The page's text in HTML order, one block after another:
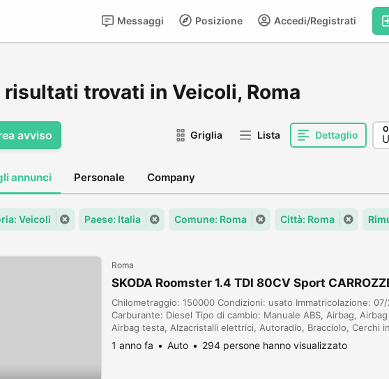
Accedi/Registrati
Posizione
Messaggi
trovati in Veicoli, Roma
avviso Griglia Lista Dettaglio
annunci Personale Company
Veicoli Paese: Italia Comune: Roma Città: Roma
Roma
SKODA Roomster 1.4 TDI 80CV Sport
Chilometraggio: 150000 Condizioni: usato Immatricolazione:
Carburante: Diesel Tipo di cambio: Manuale ABS, Airbag,
Airbag testa, Alzacristalli elettrici, Autoradio, Bracciolo, Cerchi
Chiusura centralizzata telecomandata, Climatizzatore, Controllo
1 anno fa Auto 294 persone hanno visualizzato